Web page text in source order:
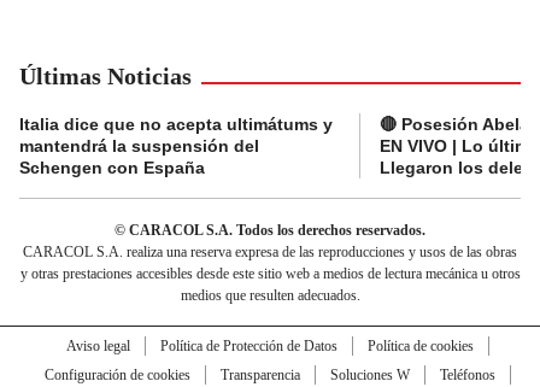
Últimas Noticias
Italia dice que no acepta ultimátums y
mantendrá la suspensión del
Schengen con España
🔴 Posesión
EN VIVO | Lo
Llegaron los
© CARACOL S.A. Todos los derechos reservados.
CARACOL S.A. realiza una reserva expresa de las reproducciones y usos de las obras
y otras prestaciones accesibles desde este sitio web a medios de lectura mecánica u otros
medios que resulten adecuados.
Aviso legal Política de Protección de Datos
Política de cookies
Configuración de cookies
Transparencia Soluciones W
Teléfonos